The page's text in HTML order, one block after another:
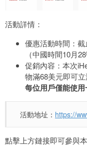
活動詳情：
優惠活動時間：
（中國時間10月
促銷內容：本次
物滿68美元即可
每位用戶僅能使用
活動地址： https://
點擊上方鏈接即可參與